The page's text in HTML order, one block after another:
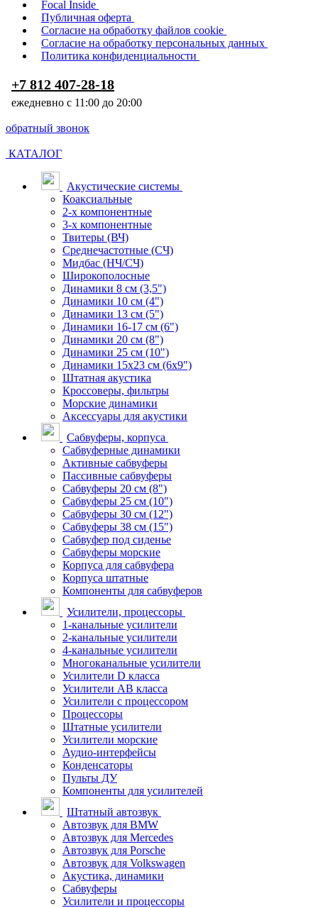
Focal Inside
Публичная оферта
Согласие на обработку файлов cookie
Согласие на обработку персональных данных
Политика конфиденциальности
+7 812 407-28-18
ежедневно с 11:00 до 20:00
обратный звонок
КАТАЛОГ
Акустические системы
Коаксиальные
2-х компонентные
3-х компонентные
Твитеры (ВЧ)
Среднечастотные (СЧ)
Мидбас (НЧ/СЧ)
Широкополосные
Динамики 8 см (3,5")
Динамики 10 см (4")
Динамики 13 см (5")
Динамики 16-17 см (6")
Динамики 20 см (8")
Динамики 25 см (10")
Динамики 15х23 см (6х9")
Штатная акустика
Кроссоверы, фильтры
Морские динамики
Аксессуары для акустики
Сабвуферы, корпуса
Сабвуферные динамики
Активные сабвуферы
Пассивные сабвуферы
Сабвуферы 20 см (8")
Сабвуферы 25 см (10")
Сабвуферы 30 см (12")
Сабвуферы 38 см (15")
Сабвуфер под сиденье
Сабвуферы морские
Корпуса для сабвуфера
Корпуса штатные
Компоненты для сабвуферов
Усилители, процессоры
1-канальные усилители
2-канальные усилители
4-канальные усилители
Многоканальные усилители
Усилители D класса
Усилители АВ класса
Усилители с процессором
Процессоры
Штатные усилители
Усилители морские
Аудио-интерфейсы
Конденсаторы
Пульты ДУ
Компоненты для усилителей
Штатный автозвук
Автозвук для BMW
Автозвук для Mercedes
Автозвук для Porsche
Автозвук для Volkswagen
Акустика, динамики
Сабвуферы
Усилители и процессоры